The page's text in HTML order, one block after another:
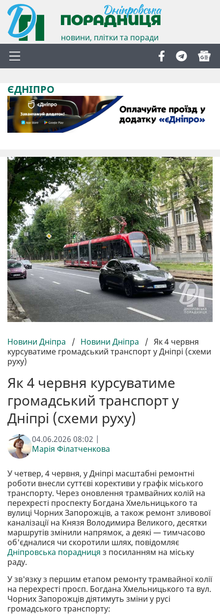
новини, плітки та поради
ЄДНІПРО
Новини Дніпра / Новини Дніпра / Як 4 червня
курсуватиме громадський транспорт у Дніпрі (схеми
руху)
Як 4 червня курсуватиме
громадський транспорт у
Дніпрі (схеми руху)
04.06.2026 08:02 |
Марія Філатченкова
У четвер, 4 червня, у Дніпрі масштабні ремонтні
роботи внесли суттєві корективи у графік міського
транспорту. Через оновлення трамвайних колій на
перехресті проспекту Богдана Хмельницького та
вулиці Чорних Запорожців, а також ремонт зливової
каналізації на Князя Володимира Великого, десятки
маршрутів змінили напрямок, а деякі — тимчасово
об'єдналися чи скоротили шлях, повідомляє
Дніпровська порадниця з посиланням на міську
раду.
У зв'язку з першим етапом ремонту трамвайної колії
на перехресті просп. Богдана Хмельницького та вул.
Чорних Запорожців діятимуть зміни у русі
громадського транспорту: